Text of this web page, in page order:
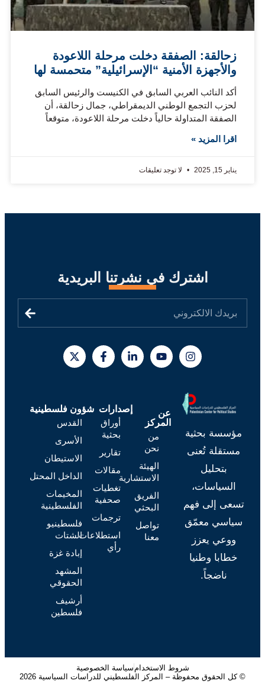
زحالقة: الصفقة دخلت مرحلة اللاعودة
والأجهزة الأمنية “الإسرائيلية” متحمسة لها
أكد النائب العربي السابق في الكنيست والرئيس السابق
لحزب التجمع الوطني الديمقراطي، جمال زحالقة، أن
الصفقة المتداولة حالياً دخلت مرحلة اللاعودة، متوقعاً
اقرا المزيد »
يناير 15, 2025 لا توجد تعليقات
اشترك في نشرتنا البريدية
مؤسسة بحثية
مستقلة تُعنى
بتحليل
السياسات،
تسعى إلى فهم
سياسي معمّق
ووعي يعزز
خطابا وطنيا
ناضجاً.
عن
المركز
من
نحن
الهيئة
الاستشارية
الفريق
البحثي
تواصل
معنا
إصدارات
أوراق
بحثية
تقارير
مقالات
تغطيات
صحفية
ترجمات
استطلاعات
رأي
شؤون فلسطينية
القدس
الأسرى
الاستيطان
الداخل المحتل
المخيمات
الفلسطينية
فلسطينيو
الشتات
إبادة غزة
المشهد
الحقوقي
أرشيف
فلسطين
شروط الاستخدام سياسة الخصوصية
© كل الحقوق محفوظة – المركز الفلسطيني للدراسات السياسية 2026